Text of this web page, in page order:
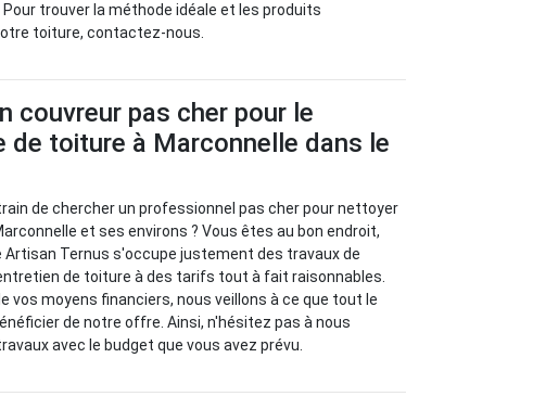
trouver la méthode idéale et les produits
toiture, contactez-nous.
couvreur pas cher pour le
de toiture à Marconnelle dans le
de chercher un professionnel pas cher pour nettoyer
et ses environs ? Vous êtes au bon endroit,
Ternus s'occupe justement des travaux de
de toiture à des tarifs tout à fait raisonnables.
vos moyens financiers, nous veillons à ce que tout le
de notre offre. Ainsi, n'hésitez pas à nous
avec le budget que vous avez prévu.